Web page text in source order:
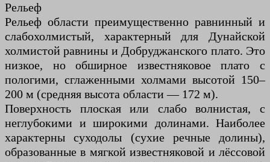
Рельеф
Рельеф области преимущественно равнинный и
слабохолмистый, характерный для Дунайской
холмистой равнины и Добруджанского плато. Это
низкое, но обширное известняковое плато с
пологими, сглаженными холмами высотой 150–
200 м (средняя высота области — 172 м).
Поверхность плоская или слабо волнистая, с
неглубокими и широкими долинами. Наиболее
характерны суходолы (сухие речные долины),
образованные в мягкой известняковой и лёссовой